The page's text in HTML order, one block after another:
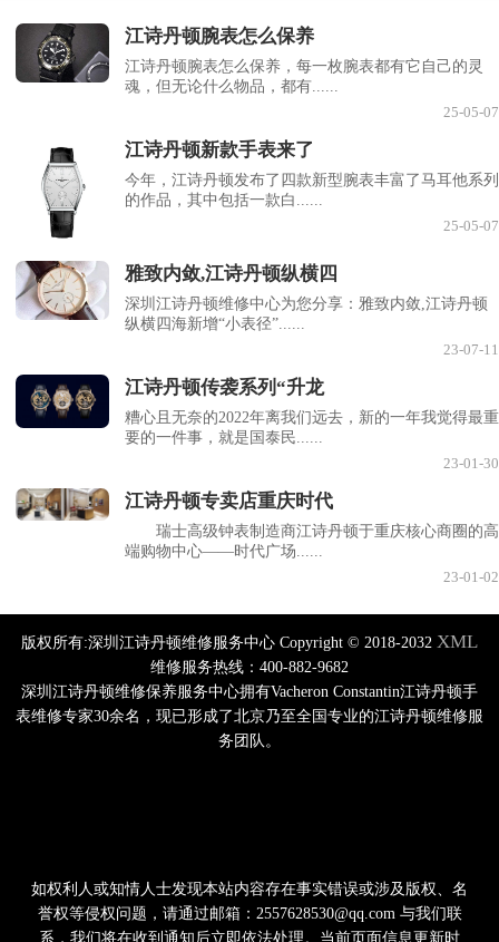
江诗丹顿腕表怎么保养
江诗丹顿腕表怎么保养，每一枚腕表都有它自己的灵
魂，但无论什么物品，都有......
25-05-07
江诗丹顿新款手表来了
今年，江诗丹顿发布了四款新型腕表丰富了马耳他系列
的作品，其中包括一款白......
25-05-07
雅致内敛,江诗丹顿纵横四
深圳江诗丹顿维修中心为您分享：雅致内敛,江诗丹顿
纵横四海新增“小表径”......
23-07-11
江诗丹顿传袭系列“升龙
糟心且无奈的2022年离我们远去，新的一年我觉得最重
要的一件事，就是国泰民......
23-01-30
江诗丹顿专卖店重庆时代
瑞士高级钟表制造商江诗丹顿于重庆核心商圈的高
端购物中心——时代广场......
23-01-02
版权所有:深圳江诗丹顿维修服务中心 Copyright © 2018-2032 XML
维修服务热线：400-882-9682
深圳江诗丹顿维修保养服务中心拥有Vacheron Constantin江诗丹顿手
表维修专家30余名，现已形成了北京乃至全国专业的江诗丹顿维修服
务团队。
如权利人或知情人士发现本站内容存在事实错误或涉及版权、名
誉权等侵权问题，请通过邮箱：2557628530@qq.com 与我们联
系，我们将在收到通知后立即依法处理。当前页面信息更新时